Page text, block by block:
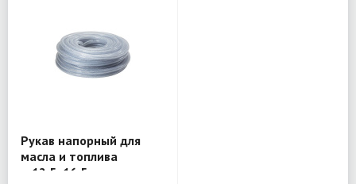
Рукав напорный для
масла и топлива
д.12.5x16.5 мм